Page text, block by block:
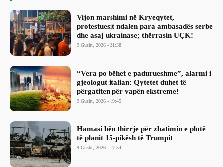
Vijon marshimi në Kryeqytet,
protestuesit ndalen para ambasadës serbe
dhe asaj ukrainase; thërrasin UÇK!
9 Gusht, 2026 - 21:38
“Vera po bëhet e padurueshme”, alarmi i
gjeologut italian: Qytetet duhet të
përgatiten për vapën ekstreme!
9 Gusht, 2026 - 19:45
Hamasi bën thirrje për zbatimin e plotë
të planit 15-pikësh të Trumpit
9 Gusht, 2026 - 17:54